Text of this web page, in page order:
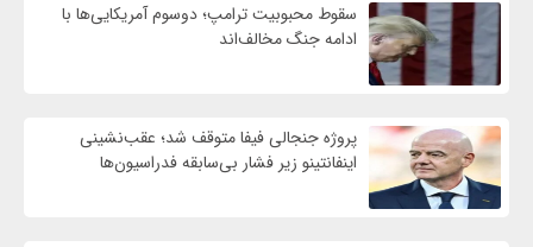
سقوط محبوبیت ترامپ؛ دوسوم آمریکایی‌ها با
ادامه جنگ مخالف‌اند
پروژه جنجالی فیفا متوقف شد؛ عقب‌نشینی
اینفانتینو زیر فشار بی‌سابقه فدراسیون‌ها